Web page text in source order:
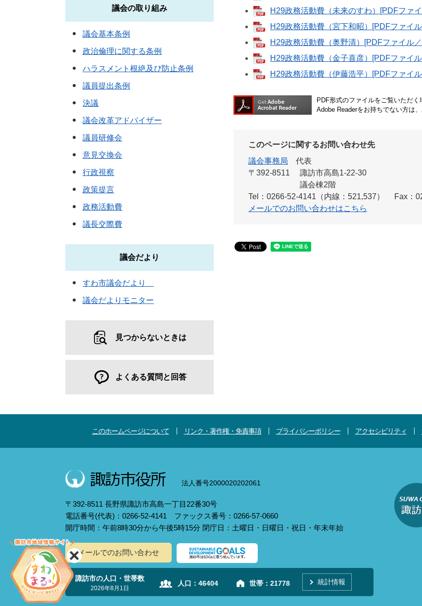
H29政務活動費（未来のすわ）[PDFファ
H29政務活動費（宮下和昭）[PDFファイ
H29政務活動費（奥野清）[PDFファイル
H29政務活動費（金子喜彦）[PDFファイ
H29政務活動費（伊藤浩平）[PDFファイ
PDF形式のファイルをご覧いただく
Adobe Readerをお持ちでない方は
このページに関するお問い合わせ先
議会事務局
代表
〒392-8511
諏訪市高島1-22-30
議会棟2階
Tel：0266-52-4141（内線：521,537）
Fax：
メールでのお問い合わせはこちら
議会の取り組み
議会基本条例
政治倫理に関する条例
ハラスメント根絶及び防止条例
議員提出条例
決議
議会改革アドバイザー
議員研修会
意見交換会
行政視察
政策提言
政務活動費
議長交際費
議会だより
すわ市議会だより
議会だよりモニター
見つからないときは
よくある質問と回答
このホームページについて リンク・著作権・免責事項 プライバシーポリシー アクセシビリティ
法人番号2000020202061
〒392-8511 長野県諏訪市高島一丁目22番30号
電話番号(代表)：0266-52-4141 ファックス番号：0266-57-0660
開庁時間：午前8時30分から午後5時15分 閉庁日：土曜日・日曜日・祝日・年末年始
メールでのお問い合わせ
諏訪市の人口・世帯数
2026年8月1日
人口： 46404 世帯： 21778 統計情報